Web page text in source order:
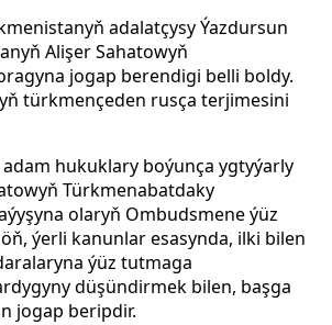
adalatçysy Ýazdursun
Alişer Sahatowyň
jogap berendigi belli boldy.
türkmençeden rusça terjimesini
hukuklary boýunça ygtyýarly
Türkmenabatdaky
olaryň Ombudsmene ýüz
ýerli kanunlar esasynda, ilki bilen
ýüz tutmaga
düşündirmek bilen, başga
jogap beripdir.